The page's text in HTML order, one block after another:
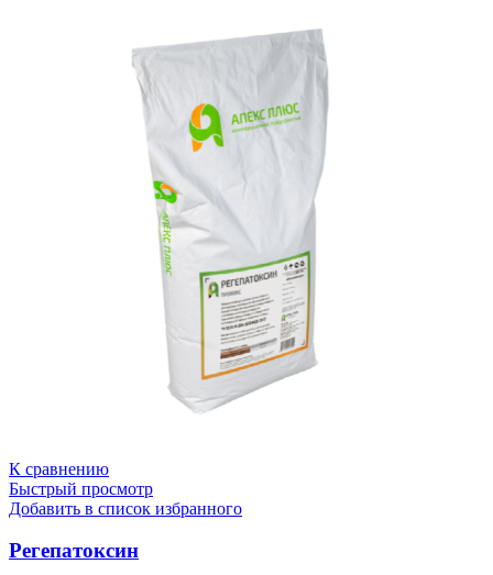
К сравнению
Быстрый просмотр
Добавить в список избранного
Регепатоксин